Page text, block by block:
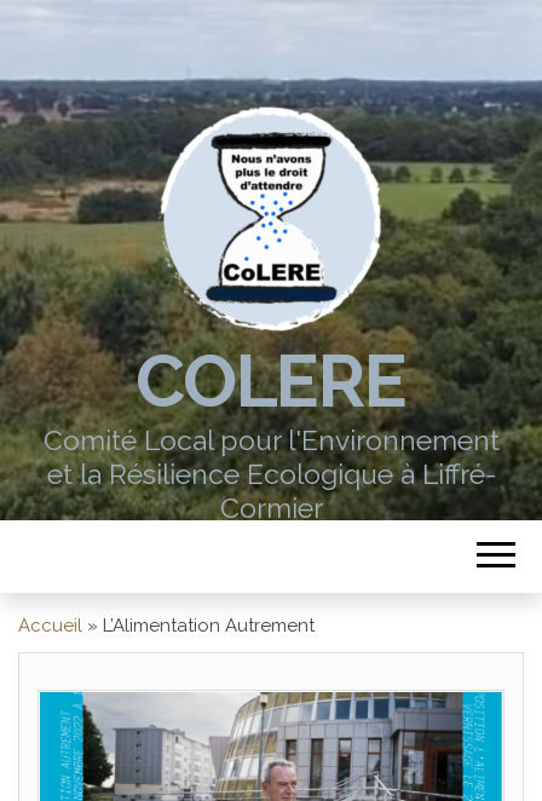
COLERE
Comité Local pour l'Environnement
et la Résilience Ecologique à Liffré-
Cormier
Accueil » L’Alimentation Autrement